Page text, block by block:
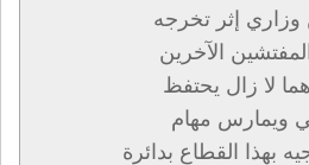
وزاري إثر تخرجه
الآخرين
لا زال يحتفظ
ويمارس مهام
بهذا القطاع بدائرة